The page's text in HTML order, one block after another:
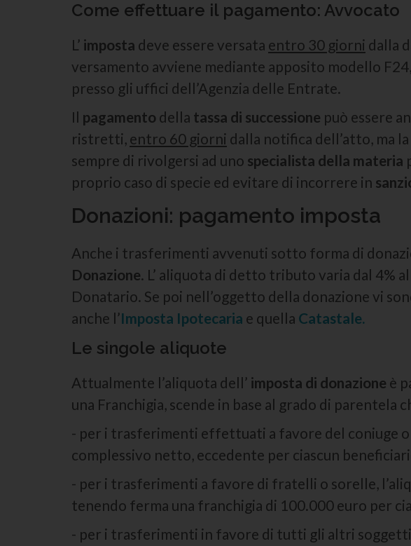
Come effettuare il pagamento: Avvocato
L’ imposta deve essere versata entro 30 giorni dalla
versamento avviene mediante apposito modello
presso gli uffici dell’Agenzia delle Entrate.
Il pagamento della tassa di successione può essere
ristretti, entro 60 giorni dalla notifica dell’atto, ma
sempre di rivolgersi ad uno specialista della materia
proprio caso di specie ed evitare di incorrere in
Donazioni: pagamento imposta
Anche i trasferimenti avvenuti sotto forma di
Donazione. L’ aliquota di detto tributo varia dal 4%
Donatario. Se poi nell’oggetto della donazione vi
anche l’Imposta Ipotecaria e quella Catastale.
Le singole aliquote
Attualmente l’aliquota dell’ imposta di donazione è
una Franchigia, scende in base al grado di parentela
- per i trasferimenti effettuati a favore del coniuge
complessivo netto, eccedente per ciascun
- per i trasferimenti a favore di fratelli o sorelle,
tenendo ferma una franchigia di 100.000 euro per
- per i trasferimenti in favore di tutti gli altri